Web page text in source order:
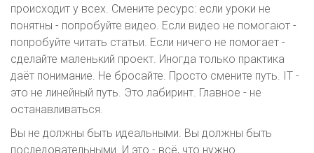
происходит у всех. Смените ресурс: если уроки не
понятны - попробуйте видео. Если видео не помогают -
попробуйте читать статьи. Если ничего не помогает -
сделайте маленький проект. Иногда только практика
даёт понимание. Не бросайте. Просто смените путь. IT -
это не линейный путь. Это лабиринт. Главное - не
останавливаться.
Вы не должны быть идеальными. Вы должны быть
последовательными. И это - всё, что нужно.